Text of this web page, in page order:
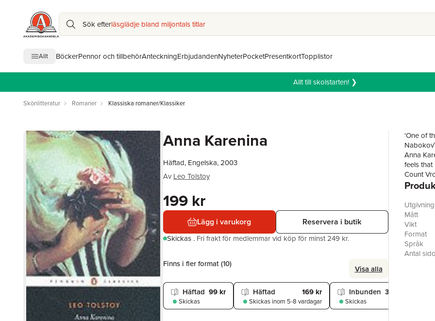
Sök efterläsglädje bland miljontals titlar
Allt BöckerPennor och tillbehörAnteckningErbjudandenNyheterPocketPresentkortTopplistor
Allt till skolstarten! ❯
Skönlitteratur Romaner Klassiska romaner/Klassiker
Anna Karenina
Häftad, Engelska, 2003
Av Leo Tolstoy
199 kr
Lägg i varukorg Reservera i butik
Skickas . Fri frakt för medlemmar vid köp för minst 249 kr.
Finns i fler format (10) Visa alla
Häftad 99 kr
Skickas
Häftad 169 kr
Skickas inom 5-8 vardagar
Inbunden 329 kr
Skickas
'One of
Anna
feels
Count
alike,
Tolstoy
the
JOHN
Mått
Vikt
Format
Språk
Antal